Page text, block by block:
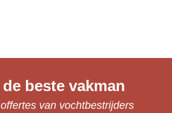
beste vakman
van vochtbestrijders